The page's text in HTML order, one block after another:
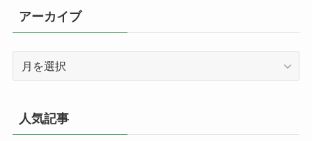
アーカイブ
ブ
人気記事